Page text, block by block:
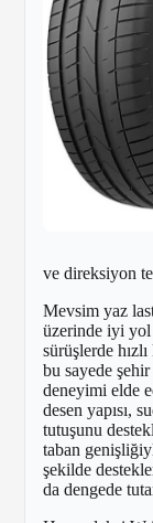
ve direksiyon
Mevsim yaz
üzerinde iyi yol
sürüşlerde
bu sayede
deneyimi elde
desen yapısı,
tutuşunu
taban
şekilde
da dengede